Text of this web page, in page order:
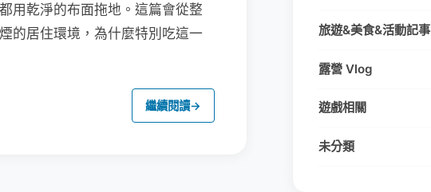
用乾淨的布面拖地。這篇會從整
的居住環境，為什麼特別吃這一
繼續閱讀→
旅遊&美食&活動記事
露營 Vlog
遊戲相關
未分類